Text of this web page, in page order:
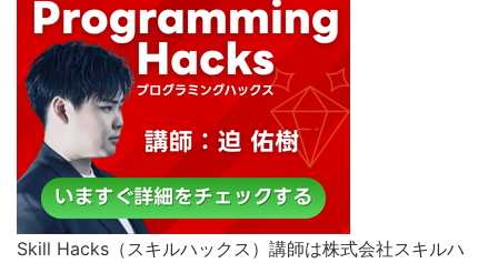
Skill Hacks（スキルハックス）講師は株式会社スキルハ